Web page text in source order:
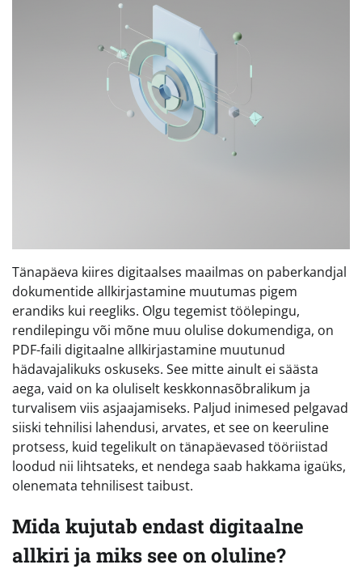
Tänapäeva kiires digitaalses maailmas on paberkandjal
dokumentide allkirjastamine muutumas pigem
erandiks kui reegliks. Olgu tegemist töölepingu,
rendilepingu või mõne muu olulise dokumendiga, on
PDF-faili digitaalne allkirjastamine muutunud
hädavajalikuks oskuseks. See mitte ainult ei säästa
aega, vaid on ka oluliselt keskkonnasõbralikum ja
turvalisem viis asjaajamiseks. Paljud inimesed pelgavad
siiski tehnilisi lahendusi, arvates, et see on keeruline
protsess, kuid tegelikult on tänapäevased tööriistad
loodud nii lihtsateks, et nendega saab hakkama igaüks,
olenemata tehnilisest taibust.
Mida kujutab endast digitaalne
allkiri ja miks see on oluline?